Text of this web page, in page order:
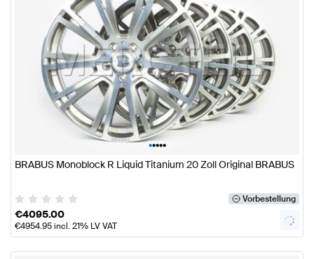
•••••
BRABUS Monoblock R Liquid Titanium 20 Zoll Original BRABUS
Vorbestellung
€4095.00
€4954.95incl. 21% LV VAT